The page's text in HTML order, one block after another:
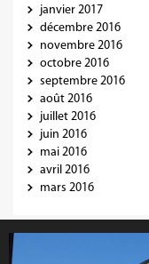
janvier 2017
décembre 2016
novembre 2016
octobre 2016
septembre 2016
août 2016
juillet 2016
juin 2016
mai 2016
avril 2016
mars 2016